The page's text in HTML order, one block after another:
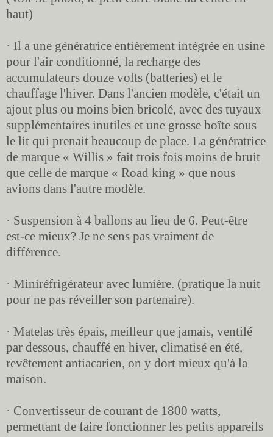
haut)
· Il a une génératrice entièrement intégrée en usine
pour l'air conditionné, la recharge des
accumulateurs douze volts (batteries) et le
chauffage l'hiver. Dans l'ancien modèle, c'était un
ajout plus ou moins bien bricolé, avec des tuyaux
supplémentaires inutiles et une grosse boîte sous
le lit qui prenait beaucoup de place. La génératrice
de marque « Willis » fait trois fois moins de bruit
que celle de marque « Road king » que nous
avions dans l'autre modèle.
· Suspension à 4 ballons au lieu de 6. Peut-être
est-ce mieux? Je ne sens pas vraiment de
différence.
· Miniréfrigérateur avec lumière. (pratique la nuit
pour ne pas réveiller son partenaire).
· Matelas très épais, meilleur que jamais, ventilé
par dessous, chauffé en hiver, climatisé en été,
revêtement antiacarien, on y dort mieux qu'à la
maison.
· Convertisseur de courant de 1800 watts,
permettant de faire fonctionner les petits appareils